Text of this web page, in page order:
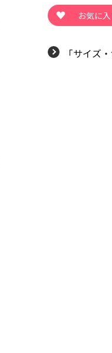
「サイズ